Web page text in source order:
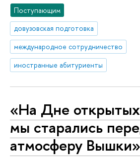
Поступающим
довузовская подготовка
международное сотрудничество
иностранные абитуриенты
«На Дне
мы старались
атмосферу Вышки»